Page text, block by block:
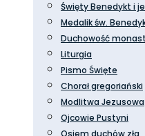
Święty Benedykt i
Medalik św.
Duchowość
Liturgia
Pismo Święte
Chorał gregoriański
Modlitwa Jezusowa
Ojcowie Pustyni
Osiem duchów zła